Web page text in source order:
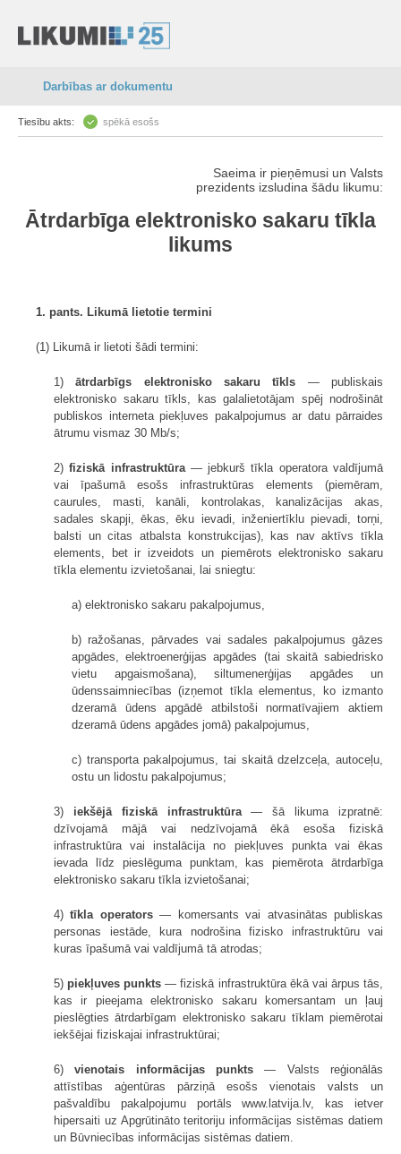
Darbības ar dokumentu
Tiesību akts: spēkā esošs
Saeima ir pieņēmusi un Valsts
prezidents izsludina šādu likumu:
Ātrdarbīga elektronisko sakaru tīkla
likums
1. pants. Likumā lietotie termini
(1) Likumā ir lietoti šādi termini:
1) ātrdarbīgs elektronisko sakaru tīkls — publiskais
elektronisko sakaru tīkls, kas galalietotājam spēj nodrošināt
publiskos interneta piekļuves pakalpojumus ar datu pārraides
ātrumu vismaz 30 Mb/s;
2) fiziskā infrastruktūra— jebkurš tīkla operatora valdījumā
vai īpašumā esošs infrastruktūras elements (piemēram,
caurules, masti, kanāli, kontrolakas, kanalizācijas akas,
sadales skapji, ēkas, ēku ievadi, inženiertīklu pievadi, torņi,
balsti un citas atbalsta konstrukcijas), kas nav aktīvs tīkla
elements, bet ir izveidots un piemērots elektronisko sakaru
tīkla elementu izvietošanai, lai sniegtu:
a) elektronisko sakaru pakalpojumus,
b) ražošanas, pārvades vai sadales pakalpojumus gāzes
apgādes, elektroenerģijas apgādes (tai skaitā sabiedrisko
vietu apgaismošana), siltumenerģijas apgādes un
ūdenssaimniecības (izņemot tīkla elementus, ko izmanto
dzeramā ūdens apgādē atbilstoši normatīvajiem aktiem
dzeramā ūdens apgādes jomā) pakalpojumus,
c) transporta pakalpojumus, tai skaitā dzelzceļa, autoceļu,
ostu un lidostu pakalpojumus;
3) iekšējā fiziskā infrastruktūra— šā likuma izpratnē:
dzīvojamā mājā vai nedzīvojamā ēkā esoša fiziskā
infrastruktūra vai instalācija no piekļuves punkta vai ēkas
ievada līdz pieslēguma punktam, kas piemērota ātrdarbīga
elektronisko sakaru tīkla izvietošanai;
4) tīkla operators— komersants vai atvasinātas publiskas
personas iestāde, kura nodrošina fizisko infrastruktūru vai
kuras īpašumā vai valdījumā tā atrodas;
5) piekļuves punkts — fiziskā infrastruktūra ēkā vai ārpus tās,
kas ir pieejama elektronisko sakaru komersantam un ļauj
pieslēgties ātrdarbīgam elektronisko sakaru tīklam piemērotai
iekšējai fiziskajai infrastruktūrai;
6) vienotais informācijas punkts — Valsts reģionālās
attīstības aģentūras pārziņā esošs vienotais valsts un
pašvaldību pakalpojumu portāls www.latvija.lv, kas ietver
hipersaiti uz Apgrūtināto teritoriju informācijas sistēmas datiem
un Būvniecības informācijas sistēmas datiem.